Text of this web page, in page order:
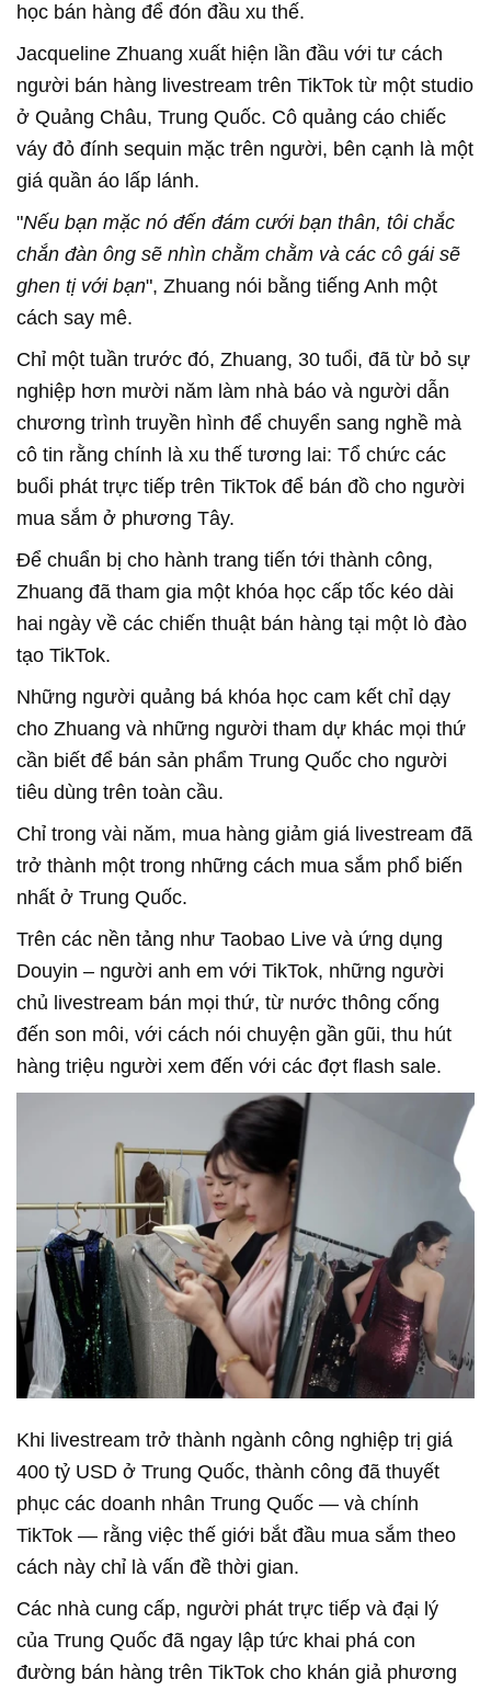
học bán hàng để đón đầu xu thế.
Jacqueline Zhuang xuất hiện lần đầu với tư cách
người bán hàng livestream trên TikTok từ một studio
ở Quảng Châu, Trung Quốc. Cô quảng cáo chiếc
váy đỏ đính sequin mặc trên người, bên cạnh là một
giá quần áo lấp lánh.
"Nếu bạn mặc nó đến đám cưới bạn thân, tôi chắc
chắn đàn ông sẽ nhìn chằm chằm và các cô gái sẽ
ghen tị với bạn", Zhuang nói bằng tiếng Anh một
cách say mê.
Chỉ một tuần trước đó, Zhuang, 30 tuổi, đã từ bỏ sự
nghiệp hơn mười năm làm nhà báo và người dẫn
chương trình truyền hình để chuyển sang nghề mà
cô tin rằng chính là xu thế tương lai: Tổ chức các
buổi phát trực tiếp trên TikTok để bán đồ cho người
mua sắm ở phương Tây.
Để chuẩn bị cho hành trang tiến tới thành công,
Zhuang đã tham gia một khóa học cấp tốc kéo dài
hai ngày về các chiến thuật bán hàng tại một lò đào
tạo TikTok.
Những người quảng bá khóa học cam kết chỉ dạy
cho Zhuang và những người tham dự khác mọi thứ
cần biết để bán sản phẩm Trung Quốc cho người
tiêu dùng trên toàn cầu.
Chỉ trong vài năm, mua hàng giảm giá livestream đã
trở thành một trong những cách mua sắm phổ biến
nhất ở Trung Quốc.
Trên các nền tảng như Taobao Live và ứng dụng
Douyin – người anh em với TikTok, những người
chủ livestream bán mọi thứ, từ nước thông cống
đến son môi, với cách nói chuyện gần gũi, thu hút
hàng triệu người xem đến với các đợt flash sale.
Khi livestream trở thành ngành công nghiệp trị giá
400 tỷ USD ở Trung Quốc, thành công đã thuyết
phục các doanh nhân Trung Quốc — và chính
TikTok — rằng việc thế giới bắt đầu mua sắm theo
cách này chỉ là vấn đề thời gian.
Các nhà cung cấp, người phát trực tiếp và đại lý
của Trung Quốc đã ngay lập tức khai phá con
đường bán hàng trên TikTok cho khán giả phương